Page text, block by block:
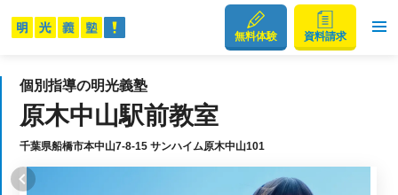
無料体験 資料請求
個別指導の明光義塾
原木中山駅前教室
千葉県船橋市本中山7-8-15 サンハイム原木中山101